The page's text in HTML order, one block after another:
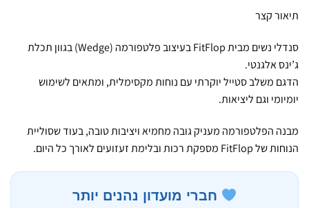
תיאור קצר
סנדלי נשים מבית FitFlop בעיצוב פלטפורמה (Wedge) בגוון תכלת
ג’ינס אלגנטי.
הדגם משלב סטייל יוקרתי עם נוחות מקסימלית, ומתאים לשימוש
יומיומי וגם ליציאות.
מבנה הפלטפורמה מעניק גובה מחמיא ויציבות טובה, בעוד שסוליית
הנוחות של FitFlop מספקת רכות ובלימת זעזועים לאורך כל היום.
חברי מועדון נהנים יותר